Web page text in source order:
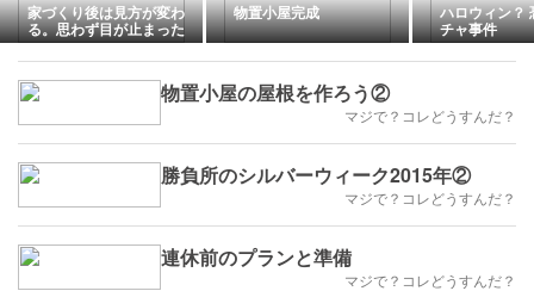
家づくり後は見方が変わ
る。思わず目が止まった
住宅街の光景
物置小屋完成 ハロウィン？
チャ事件
物置小屋の屋根を作ろう②
マジで？コレどうすんだ？
勝負所のシルバーウィーク2015年②
マジで？コレどうすんだ？
連休前のプランと準備
マジで？コレどうすんだ？